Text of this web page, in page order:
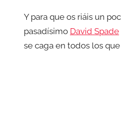
Y para que os riáis un
pasadísimo David Spade
se caga en todos los